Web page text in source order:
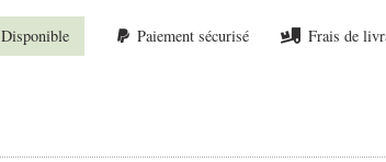
Disponible Paiement sécurisé Frais de